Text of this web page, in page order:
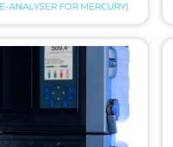
ANALYSER FOR MERCURY)